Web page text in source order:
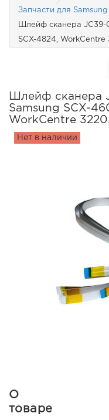
Запчасти для Samsung
Шлейф сканера JC39-
SCX-4824, WorkCentre
Шлейф сканера
Samsung SCX-
WorkCentre
Нет в наличии
О
товаре